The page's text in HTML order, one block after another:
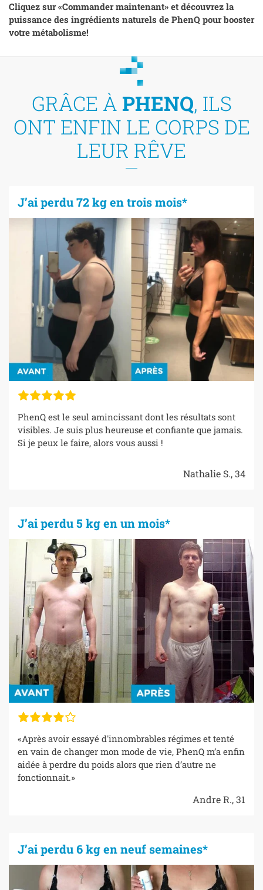
Cliquez sur «Commander maintenant» et découvrez la
puissance des ingrédients naturels de PhenQ pour booster
votre métabolisme!
GRÂCE À PHENQ, ILS
ONT ENFIN LE CORPS DE
LEUR RÊVE
J’ai perdu 72 kg en trois mois*
PhenQ est le seul amincissant dont les résultats sont
visibles. Je suis plus heureuse et confiante que jamais.
Si je peux le faire, alors vous aussi !
Nathalie S., 34
J’ai perdu 5 kg en un mois*
«Après avoir essayé d'innombrables régimes et tenté
en vain de changer mon mode de vie, PhenQ m’a enfin
aidée à perdre du poids alors que rien d’autre ne
fonctionnait.»
Andre R., 31
J’ai perdu 6 kg en neuf semaines*